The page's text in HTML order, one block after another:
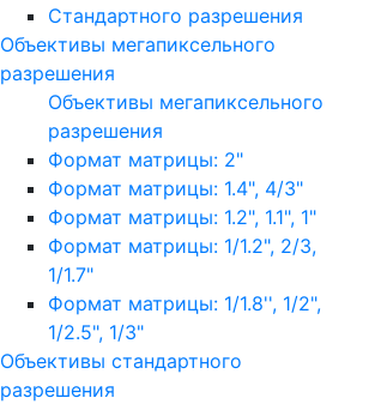
Стандартного разрешения
Объективы мегапиксельного
разрешения
Объективы мегапиксельного
разрешения
Формат матрицы: 2"
Формат матрицы: 1.4", 4/3"
Формат матрицы: 1.2", 1.1", 1"
Формат матрицы: 1/1.2", 2/3,
1/1.7"
Формат матрицы: 1/1.8'', 1/2",
1/2.5", 1/3"
Объективы стандартного
разрешения